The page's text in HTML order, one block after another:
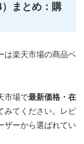
まとめ：購
は楽天市場の商品ペ
市場で最新価格・在
みてください。レビ
ザーから選ばれてい